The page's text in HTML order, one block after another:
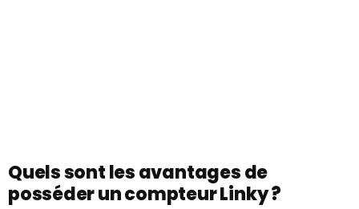
Quels sont les avantages de
posséder un compteur Linky ?